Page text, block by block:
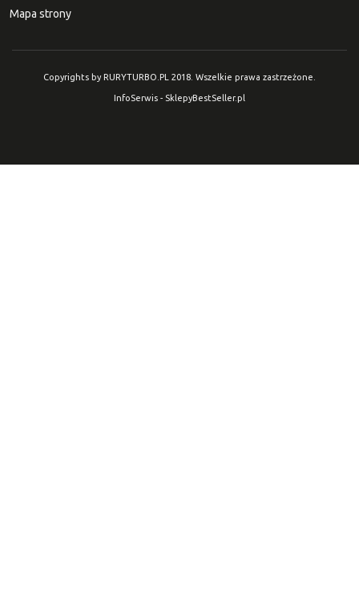
Mapa strony
Copyrights by RURYTURBO.PL 2018. Wszelkie prawa zastrzeżone.
InfoSerwis - SklepyBestSeller.pl